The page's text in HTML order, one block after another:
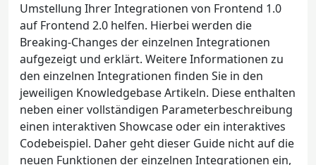
Umstellung Ihrer Integrationen von Frontend 1.0
auf Frontend 2.0 helfen. Hierbei werden die
Breaking-Changes der einzelnen Integrationen
aufgezeigt und erklärt. Weitere Informationen zu
den einzelnen Integrationen finden Sie in den
jeweiligen Knowledgebase Artikeln. Diese enthalten
neben einer vollständigen Parameterbeschreibung
einen interaktiven Showcase oder ein interaktives
Codebeispiel. Daher geht dieser Guide nicht auf die
neuen Funktionen der einzelnen Integrationen ein,